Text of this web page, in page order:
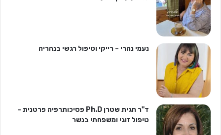
נעמי נהרי – רייקי וטיפול רגשי בנהריה
ד"ר חגית שטרן Ph.D פסיכותרפיה פרטנית –
טיפול זוגי ומשפחתי בנשר